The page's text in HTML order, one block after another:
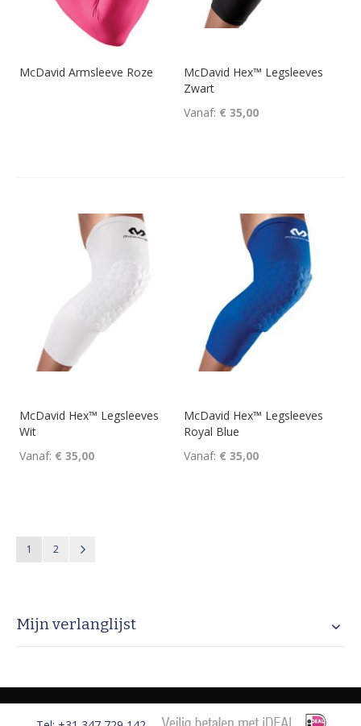
McDavid Armsleeve Roze
McDavid Hex™ Legsleeves
Zwart
Vanaf € 35,00
McDavid Hex™ Legsleeves
Wit
Vanaf € 35,00
McDavid Hex™ Legsleeves
Royal Blue
Vanaf € 35,00
Pagina
U lees momenteel pagina
1 Pagina
2
Mijn verlanglijst